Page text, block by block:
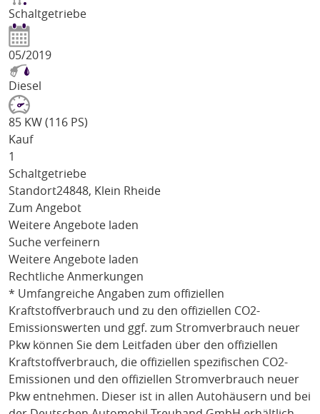
Schaltgetriebe
05/2019
Diesel
85 KW (116 PS)
Kauf
1
Schaltgetriebe
Standort24848, Klein Rheide
Zum Angebot
Weitere Angebote laden
Suche verfeinern
Weitere Angebote laden
Rechtliche Anmerkungen
* Umfangreiche Angaben zum offiziellen
Kraftstoffverbrauch und zu den offiziellen CO2-
Emissionswerten und ggf. zum Stromverbrauch neuer
Pkw können Sie dem Leitfaden über den offiziellen
Kraftstoffverbrauch, die offiziellen spezifischen CO2-
Emissionen und den offiziellen Stromverbrauch neuer
Pkw entnehmen. Dieser ist in allen Autohäusern und bei